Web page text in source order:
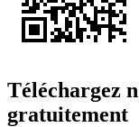
Téléchargez
gratuitement